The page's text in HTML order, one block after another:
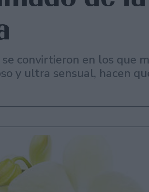
convirtieron en los que
y ultra sensual, hacen